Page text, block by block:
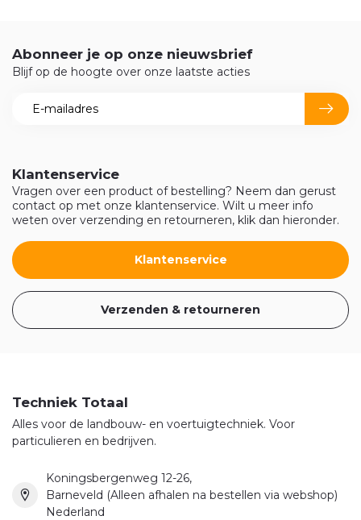
Klantenservice
Vragen over een product of bestelling? Neem dan gerust
contact op met onze klantenservice. Wilt u meer info
weten over verzending en retourneren, klik dan hieronder.
Klantenservice
Verzenden & retourneren
Abonneer je op onze nieuwsbrief
Blijf op de hoogte over onze laatste acties
Techniek Totaal
Alles voor de landbouw- en voertuigtechniek. Voor
particulieren en bedrijven.
Koningsbergenweg 12-26,
Barneveld (Alleen afhalen na bestellen via webshop)
Nederland